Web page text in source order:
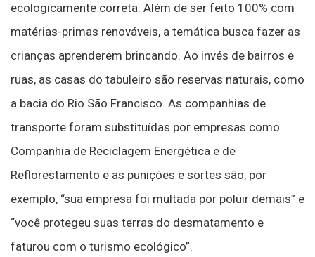
ecologicamente correta. Além de ser feito 100% com
matérias-primas renováveis, a temática busca fazer as
crianças aprenderem brincando. Ao invés de bairros e
ruas, as casas do tabuleiro são reservas naturais, como
a bacia do Rio São Francisco. As companhias de
transporte foram substituídas por empresas como
Companhia de Reciclagem Energética e de
Reflorestamento e as punições e sortes são, por
exemplo, “sua empresa foi multada por poluir demais” e
“você protegeu suas terras do desmatamento e
faturou com o turismo ecológico”.